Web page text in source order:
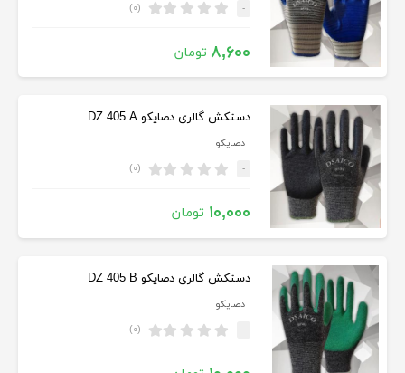
- (۰)
۸,۶۰۰ تومان
دستکش گالری دصایکو DZ 405 A
دصایکو
- (۰)
۱۰,۰۰۰ تومان
دستکش گالری دصایکو DZ 405 B
دصایکو
- (۰)